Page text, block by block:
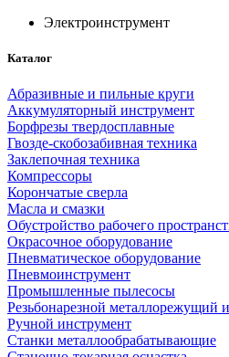
Электроинструмент
Каталог
Абразивные и пильные круги
Аккумуляторный инструмент
Борфрезы твердосплавные
Гвозде-скобозабивная техника
Заклепочная техника
Компрессоры
Корончатые сверла
Масла и смазки
Обустройство рабочего
Окрасочное оборудование
Пневматическое оборудование
Пневмоинструмент
Промышленные пылесосы
Резьбонарезной металлорежущий
Ручной инструмент
Станки металлообрабатывающие